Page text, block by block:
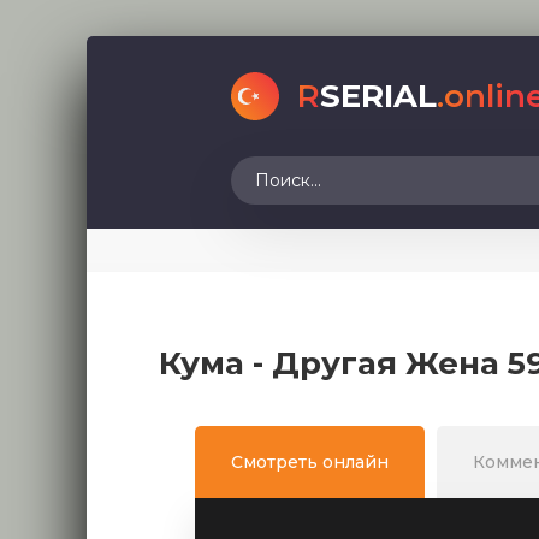
RSERIAL
Кума - Другая Жена
Смотреть онлайн